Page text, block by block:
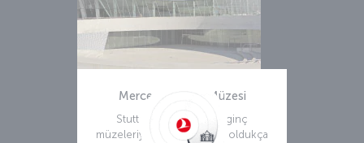
Mercedes-Benz Müzesi
Stuttgart, birbirinden ilginç
müzeleriyle ziyaretçilerine oldukça